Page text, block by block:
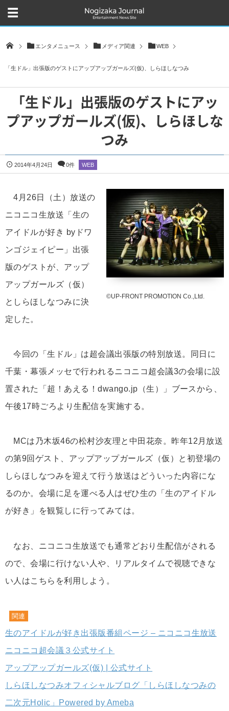
エンタメニュース メディア関連 WEB
「生ドル」出張版のゲストにアップアップガールズ(仮)、しらほしなつみ
「生ドル」出張版のゲストにアッ
プアップガールズ(仮)、しらほしな
つみ
2014年4月24日 0件 WEB
©UP-FRONT PROMOTION Co.,Ltd.
4月26日（土）放送の
ニコニコ生放送「生の
アイドルが好き byドワ
ンゴジェイピー」出張
版のゲストが、アップ
アップガールズ（仮）
としらほしなつみに決
定した。
今回の「生ドル」は超会議出張版の特別放送。同日に
千葉・幕張メッセで行われるニコニコ超会議3の会場に設
置された「超！あえる！dwango.jp（生）」ブースから、
午後17時ごろより生配信を実施する。
MCは乃木坂46の松村沙友理と中田花奈。昨年12月放送
の第9回ゲスト、アップアップガールズ（仮）と初登場の
しらほしなつみを迎えて行う放送はどういった内容にな
るのか。会場に足を運べる人はぜひ生の「生のアイドル
が好き」を観覧しに行ってみては。
なお、ニコニコ生放送でも通常どおり生配信がされる
ので、会場に行けない人や、リアルタイムで視聴できな
い人はこちらを利用しよう。
関連
生のアイドルが好き出張版番組ページ – ニコニコ生放送
ニコニコ超会議３公式サイト
アップアップガールズ(仮) | 公式サイト
しらほしなつみオフィシャルブログ「しらほしなつみの
二次元Holic」Powered by Ameba